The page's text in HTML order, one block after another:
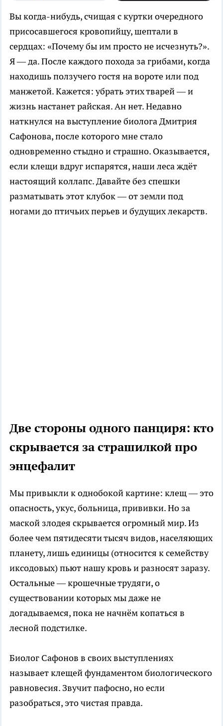
Вы когда-нибудь, счищая с куртки очередного
присосавшегося кровопийцу, шептали в
сердцах: «Почему бы им просто не исчезнуть?».
Я — да. После каждого похода за грибами, когда
находишь ползучего гостя на вороте или под
манжетой. Кажется: убрать этих тварей — и
жизнь настанет райская. Ан нет. Недавно
наткнулся на выступление биолога Дмитрия
Сафонова, после которого мне стало
одновременно стыдно и страшно. Оказывается,
если клещи вдруг испарятся, наши леса ждёт
настоящий коллапс. Давайте без спешки
разматывать этот клубок — от земли под
ногами до птичьих перьев и будущих лекарств.
Две стороны одного панциря: кто
скрывается за страшилкой про
энцефалит
Мы привыкли к однобокой картине: клещ — это
опасность, укус, больница, прививки. Но за
маской злодея скрывается огромный мир. Из
более чем пятидесяти тысяч видов, населяющих
планету, лишь единицы (относится к семейству
иксодовых) пьют нашу кровь и разносят заразу.
Остальные — крошечные трудяги, о
существовании которых мы даже не
догадываемся, пока не начнём копаться в
лесной подстилке.
Биолог Сафонов в своих выступлениях
называет клещей фундаментом биологического
равновесия. Звучит пафосно, но если
разобраться, это чистая правда.